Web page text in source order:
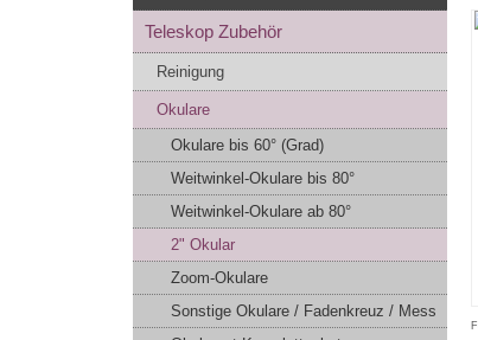
Teleskop Zubehör
Reinigung
Okulare
Okulare bis 60° (Grad)
Weitwinkel-Okulare bis 80°
Weitwinkel-Okulare ab 80°
2" Okular
Zoom-Okulare
Sonstige Okulare / Fadenkreuz / Mess